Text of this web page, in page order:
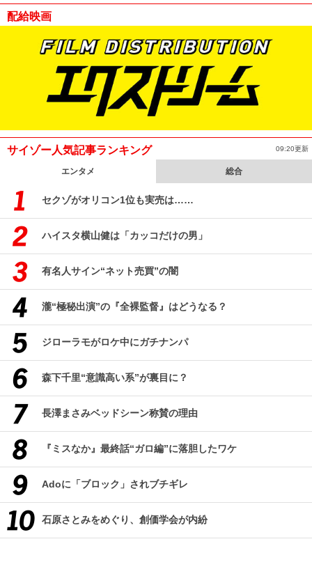
配給映画
サイゾー人気記事ランキング 09:20更新
エンタメ 総合
セクゾがオリコン1位も実売は……
ハイスタ横山健は「カッコだけの男」
有名人サイン“ネット売買”の闇
瀧“極秘出演”の『全裸監督』はどうなる？
ジローラモがロケ中にガチナンパ
森下千里“意識高い系”が裏目に？
長澤まさみベッドシーン称賛の理由
『ミスなか』最終話“ガロ編”に落胆したワケ
Adoに「ブロック」されブチギレ
石原さとみをめぐり、創価学会が内紛